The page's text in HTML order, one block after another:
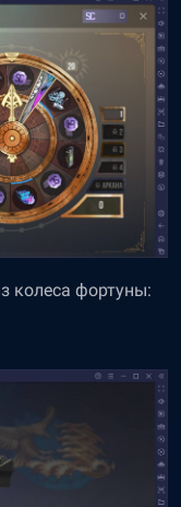
колеса фортуны: